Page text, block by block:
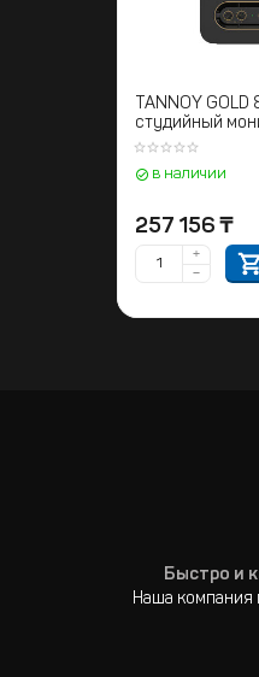
TANNOY
студийный
в наличии
257 156 ₸
+
−
Быстро и
Наша компания